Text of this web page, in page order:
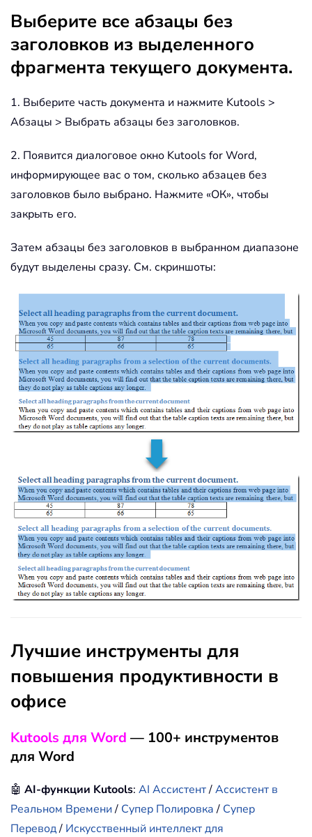
Выберите все абзацы без
заголовков из выделенного
фрагмента текущего документа.
1. Выберите часть документа и нажмите Kutools >
Абзацы > Выбрать абзацы без заголовков.
2. Появится диалоговое окно Kutools for Word,
информирующее вас о том, сколько абзацев без
заголовков было выбрано. Нажмите «ОК», чтобы
закрыть его.
Затем абзацы без заголовков в выбранном диапазоне
будут выделены сразу. См. скриншоты:
Лучшие инструменты для
повышения продуктивности в
офисе
Kutools для Word — 100+ инструментов
для Word
🤖 AI-функции Kutools: AI Ассистент/Ассистент в
Реальном Времени/ Супер Полировка/ Супер
Перевод/ Искусственный интеллект для